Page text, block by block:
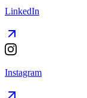
LinkedIn
Instagram